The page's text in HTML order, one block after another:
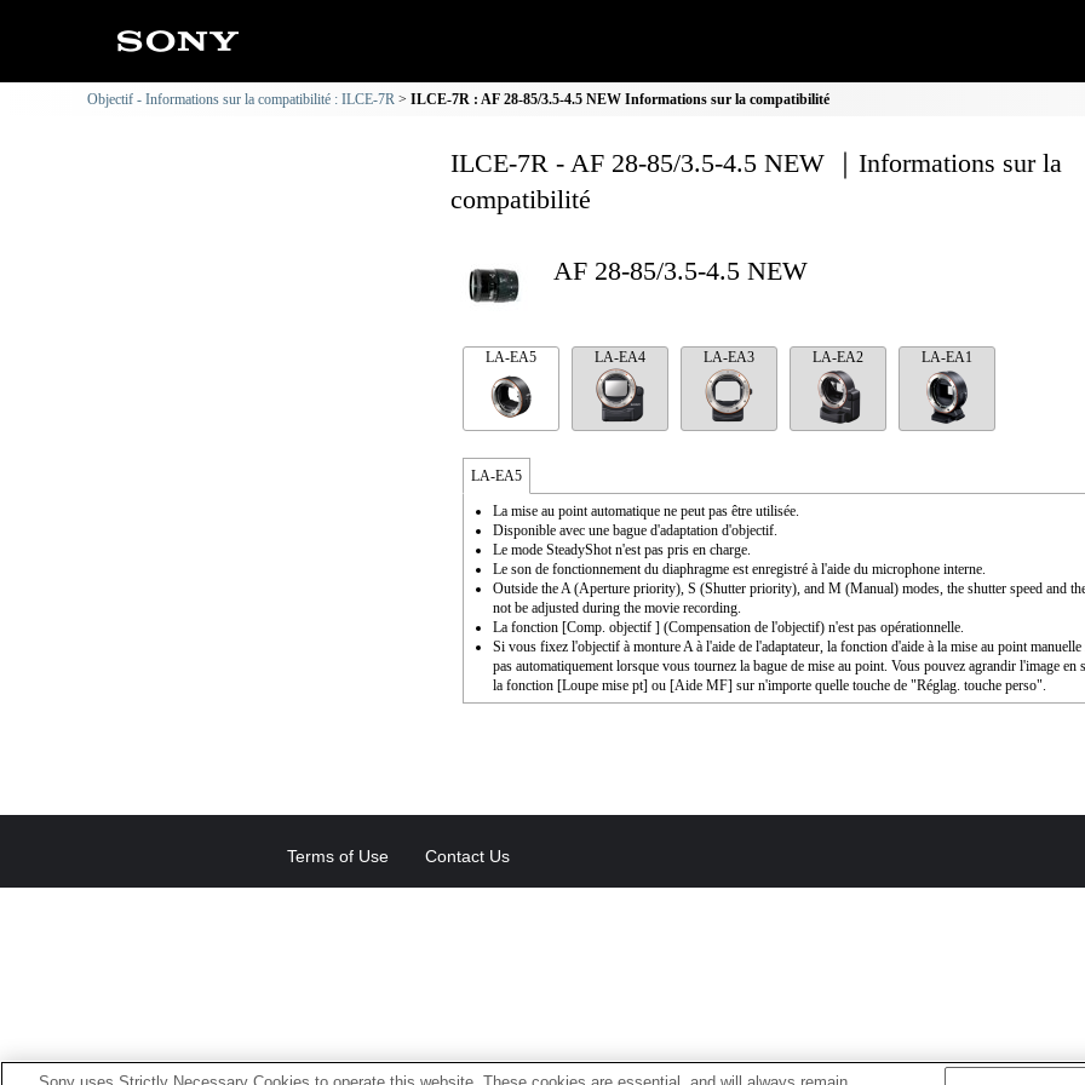
Objectif - Informations sur la compatibilité : ILCE-7R ILCE-7R : AF 28-85/3.5-4.5 NEW Informations sur la compatibilité
ILCE-7R - AF 28-85/3.5-4.5 NEW ｜Informations sur la
compatibilité
AF 28-85/3.5-4.5 NEW
LA-EA5 LA-EA4 LA-EA3 LA-EA2 LA-EA1
LA-EA5
La mise au point automatique ne peut pas être utilisée.
Disponible avec une bague d'adaptation d'objectif.
Le mode SteadyShot n'est pas pris en charge.
Le son de fonctionnement du diaphragme est enregistré à l'aide du microphone interne.
Outside the A (Aperture priority), S (Shutter priority), and M (Manual) modes, the shutter speed and
not be adjusted during the movie recording.
La fonction [Comp. objectif ] (Compensation de l'objectif) n'est pas opérationnelle.
Si vous fixez l'objectif à monture A à l'aide de l'adaptateur, la fonction d'aide à la mise au point
pas automatiquement lorsque vous tournez la bague de mise au point. Vous pouvez agrandir l'image en
la fonction [Loupe mise pt] ou [Aide MF] sur n'importe quelle touche de "Réglag. touche perso".
Terms of Use Contact Us